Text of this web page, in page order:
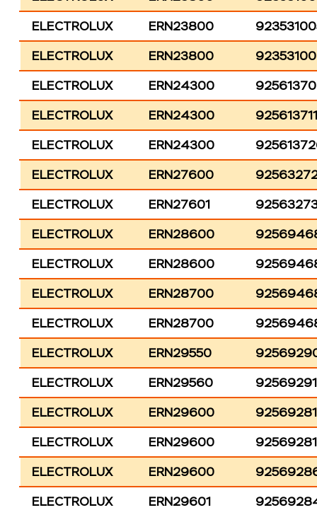
ELECTROLUX
ERN23800
ELECTROLUX
ERN23800
ELECTROLUX
ERN24300
ELECTROLUX
ERN24300
925613711
ELECTROLUX
ERN24300
ELECTROLUX
ERN27600
ELECTROLUX
ERN27601
ELECTROLUX
ERN28600
ELECTROLUX
ERN28600
ELECTROLUX
ERN28700
ELECTROLUX
ERN28700
ELECTROLUX
ERN29550
ELECTROLUX
ERN29560
ELECTROLUX
ERN29600
ELECTROLUX
ERN29600
ELECTROLUX
ERN29600
ELECTROLUX
ERN29601